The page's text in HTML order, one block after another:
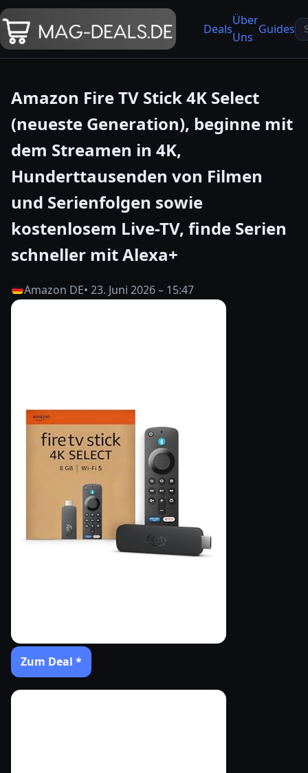
Deals
Über
Uns
Guides
Amazon Fire TV Stick 4K Select
(neueste Generation), beginne mit
dem Streamen in 4K,
Hunderttausenden von Filmen
und Serienfolgen sowie
kostenlosem Live-TV, finde Serien
schneller mit Alexa+
Amazon DE• 23. Juni 2026 – 15:47
Zum Deal *